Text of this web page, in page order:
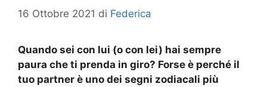
16 Ottobre 2021 di Federica
Quando sei con lui (o con lei) hai sempre
paura che ti prenda in giro? Forse è perché il
tuo partner è uno dei segni zodiacali più